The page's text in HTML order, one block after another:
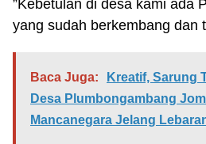
”Kebetulan di desa kami ada
yang sudah berkembang dan
Baca Juga:
Kreatif, Sarung
Desa Plumbongambang
Mancanegara Jelang